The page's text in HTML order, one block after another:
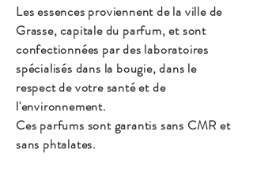
Les essences proviennent de la ville de
Grasse, capitale du parfum, et sont
confectionnées par des laboratoires
spécialisés dans la bougie, dans le
respect de votre santé et de
l'environnement.
Ces parfums sont garantis sans CMR et
sans phtalates.